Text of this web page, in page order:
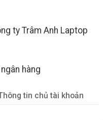
ty Trâm Anh Laptop
ngân hàng
tin chủ tài khoản